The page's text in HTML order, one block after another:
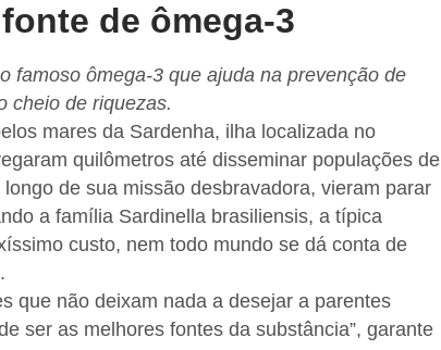
de ômega-3
famoso ômega-3 que ajuda na prevenção de
cheio de riquezas.
mares da Sardenha, ilha localizada no
quilômetros até disseminar populações de
de sua missão desbravadora, vieram parar
a família Sardinella brasiliensis, a típica
custo, nem todo mundo se dá conta de
que não deixam nada a desejar a parentes
ser as melhores fontes da substância”, garante